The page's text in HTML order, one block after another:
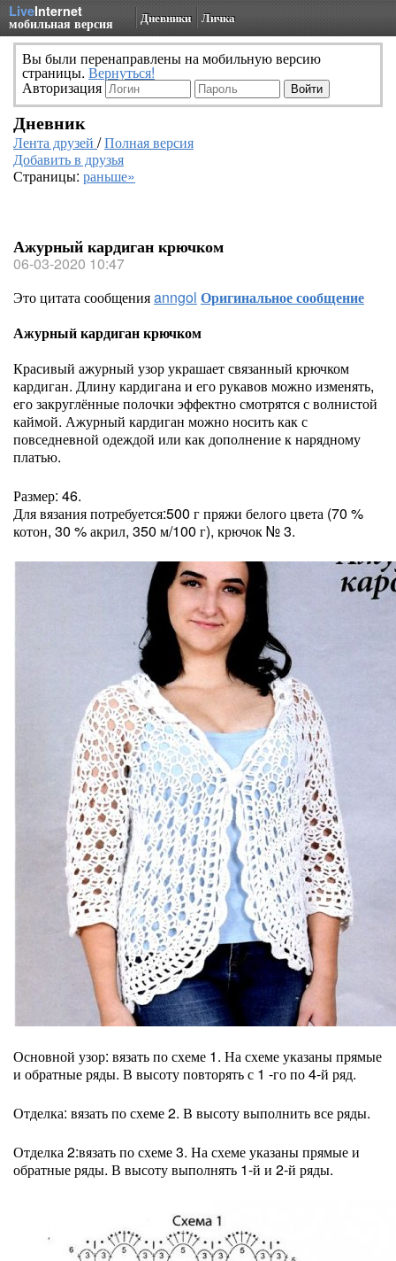
LiveInternet
мобильная версия Дневники Личка
Вы были перенаправлены на мобильную версию
страницы. Вернуться!
Авторизация
Дневник
Лента друзей /Полная версия
Добавить в друзья
Страницы: раньше»
Ажурный кардиган крючком
06-03-2020 10:47
Это цитата сообщенияanngol Оригинальное сообщение
Ажурный кардиган крючком
Красивый ажурный узор украшает связанный крючком
кардиган. Длину кардигана и его рукавов можно изменять,
его закруглённые полочки эффектно смотрятся с волнистой
каймой. Ажурный кардиган можно носить как с
повседневной одеждой или как дополнение к нарядному
платью.
Размер: 46.
Для вязания потребуется:500 г пряжи белого цвета (70 %
котон, 30 % акрил, 350 м/100 г), крючок № 3.
Основной узор: вязать по схеме 1. На схеме указаны прямые
и обратные ряды. В высоту повторять с 1 -го по 4-й ряд.
Отделка: вязать по схеме 2. В высоту выполнить все ряды.
Отделка 2:вязать по схеме 3. На схеме указаны прямые и
обратные ряды. В высоту выполнять 1-й и 2-й ряды.